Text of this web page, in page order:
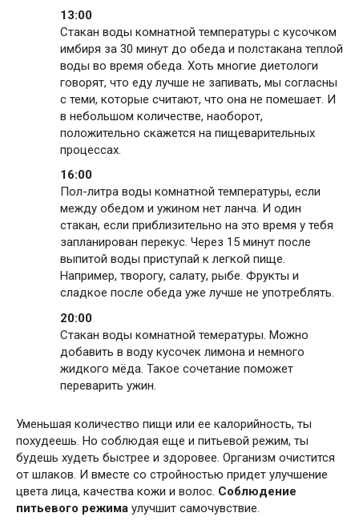
13:00
Стакан воды комнатной температуры с кусочком
имбиря за 30 минут до обеда и полстакана теплой
воды во время обеда. Хоть многие диетологи
говорят, что еду лучше не запивать, мы согласны
с теми, которые считают, что она не помешает. И
в небольшом количестве, наоборот,
положительно скажется на пищеварительных
процессах.
16:00
Пол-литра воды комнатной температуры, если
между обедом и ужином нет ланча. И один
стакан, если приблизительно на это время у тебя
запланирован перекус. Через 15 минут после
выпитой воды приступай к легкой пище.
Например, творогу, салату, рыбе. Фрукты и
сладкое после обеда уже лучше не употреблять.
20:00
Стакан воды комнатной темературы. Можно
добавить в воду кусочек лимона и немного
жидкого мёда. Такое сочетание поможет
переварить ужин.
Уменьшая количество пищи или ее калорийность, ты
похудеешь. Но соблюдая еще и питьевой режим, ты
будешь худеть быстрее и здоровее. Организм очистится
от шлаков. И вместе со стройностью придет улучшение
цвета лица, качества кожи и волос. Соблюдение
питьевого режима улучшит самочувствие.